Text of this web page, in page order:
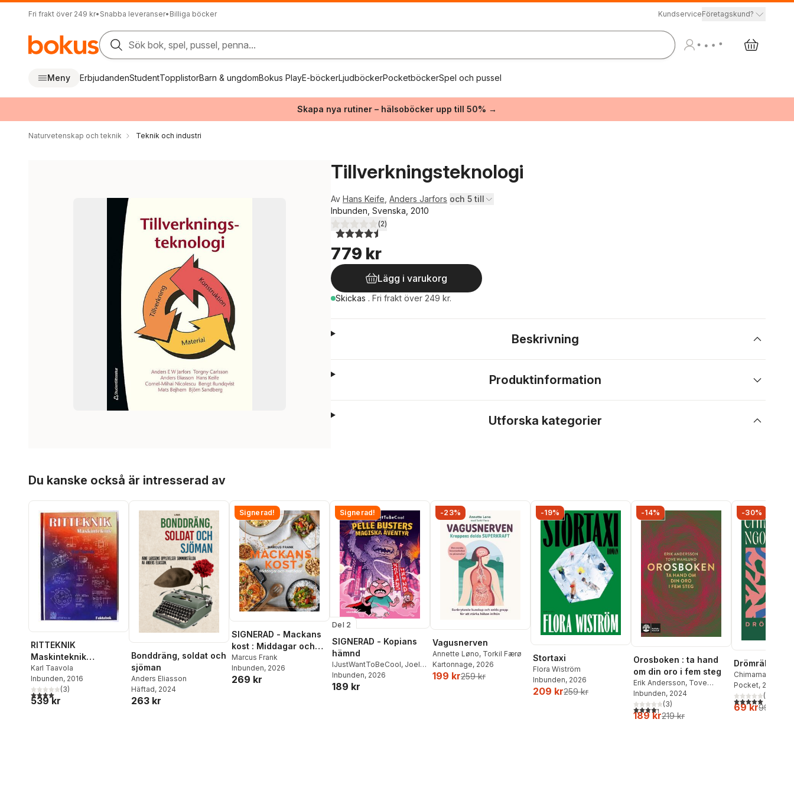
Fri frakt över 249 kr• Snabba leveranser• Billiga böcker KundserviceFöretagskund?
Sök bok, spel, pussel, penna...
Meny ErbjudandenStudentTopplistorBarn & ungdomBokus PlayE-böckerLjudböckerPocketböckerSpel och pussel
Skapa nya rutiner – hälsoböcker upp till 50% →
Naturvetenskap och teknik Teknik och industri
Tillverkningsteknologi
Av Hans Keife Anders Jarfors och 5 till
Inbunden, Svenska, 2010
4,5utav 5 stjärnor. Totalt antal röster:
(2)
779 kr
Lägg i varukorg
Skickas . Fri frakt över 249 kr.
Beskrivning
Produktinformation
Utforska kategorier
Du kanske också är intresserad av
RITTEKNIK
Maskinteknik
Faktabok
Karl Taavola
Inbunden, 2016
4,0utav 5 stjärnor. Totalt antal röster:
(3)
539 kr
Bonddräng, soldat och
sjöman
Anders Eliasson
Häftad, 2024
263 kr
Signerad!
SIGNERAD - Mackans
kost : Middagar och
matlådor
Marcus Frank
Inbunden, 2026
269 kr
Signerad!
Del 2
SIGNERAD - Kopians
hämnd
IJustWantToBeCool, Joel
Adolphson,Emil Ejdemo
Beer ,Victor Beer
Inbunden, 2026
189 kr
-23%
Vagusnerven
Annette Løno, Torkil Færø
Kartonnage, 2026
199 kr259 kr
-19%
Stortaxi
Flora Wiström
Inbunden, 2026
209 kr259 kr
-14%
Orosboken : ta hand
om din oro i fem steg
Erik Andersson, Tove
Wahlund
Inbunden, 2024
4,3utav 5 stjärnor. Totalt antal röster:
(3)
189 kr219 kr
-30%
Drömräkning
Chimamanda
Pocket, 2026
5,0utav 5(
69 kr99 kr